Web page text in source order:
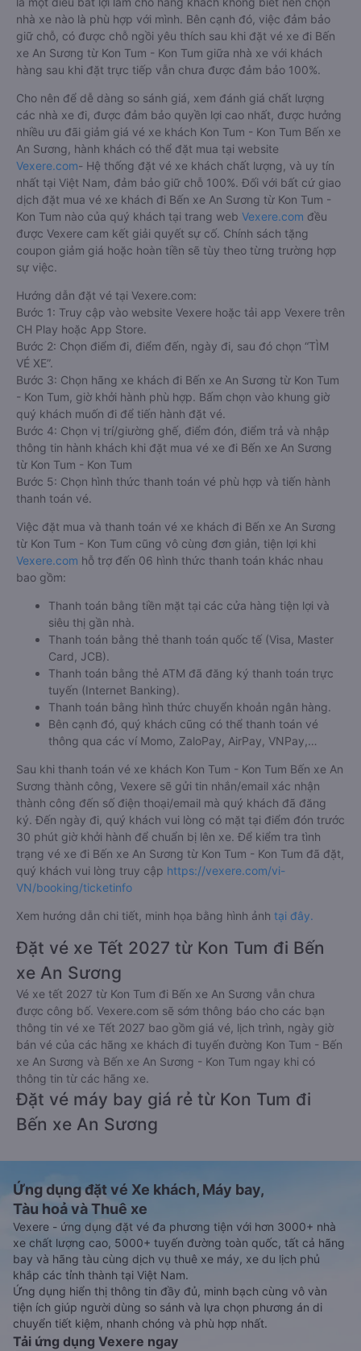
nhà xe nào là phù hợp với mình. Bên cạnh đó, việc đảm bảo
giữ chỗ, có được chỗ ngồi yêu thích sau khi đặt vé xe đi Bến
xe An Sương từ Kon Tum - Kon Tum giữa nhà xe với khách
hàng sau khi đặt trực tiếp vẫn chưa được đảm bảo 100%.
Cho nên để dễ dàng so sánh giá, xem đánh giá chất lượng
các nhà xe đi, được đảm bảo quyền lợi cao nhất, được hưởng
nhiều ưu đãi giảm giá vé xe khách Kon Tum - Kon Tum Bến xe
An Sương, hành khách có thể đặt mua tại website
Vexere.com- Hệ thống đặt vé xe khách chất lượng, và uy tín
nhất tại Việt Nam, đảm bảo giữ chỗ 100%. Đối với bất cứ giao
dịch đặt mua vé xe khách đi Bến xe An Sương từ Kon Tum -
Kon Tum nào của quý khách tại trang web Vexere.com đều
được Vexere cam kết giải quyết sự cố. Chính sách tặng
coupon giảm giá hoặc hoàn tiền sẽ tùy theo từng trường hợp
sự việc.
Hướng dẫn đặt vé tại Vexere.com:
Bước 1: Truy cập vào website Vexere hoặc tải app Vexere trên
CH Play hoặc App Store.
Bước 2: Chọn điểm đi, điểm đến, ngày đi, sau đó chọn “TÌM
VÉ XE”.
Bước 3: Chọn hãng xe khách đi Bến xe An Sương từ Kon Tum
- Kon Tum, giờ khởi hành phù hợp. Bấm chọn vào khung giờ
quý khách muốn đi để tiến hành đặt vé.
Bước 4: Chọn vị trí/giường ghế, điểm đón, điểm trả và nhập
thông tin hành khách khi đặt mua vé xe đi Bến xe An Sương
từ Kon Tum - Kon Tum
Bước 5: Chọn hình thức thanh toán vé phù hợp và tiến hành
thanh toán vé.
Việc đặt mua và thanh toán vé xe khách đi Bến xe An Sương
từ Kon Tum - Kon Tum cũng vô cùng đơn giản, tiện lợi khi
Vexere.com hỗ trợ đến 06 hình thức thanh toán khác nhau
bao gồm:
Thanh toán bằng tiền mặt tại các cửa hàng tiện lợi và
siêu thị gần nhà.
Thanh toán bằng thẻ thanh toán quốc tế (Visa, Master
Card, JCB).
Thanh toán bằng thẻ ATM đã đăng ký thanh toán trực
tuyến (Internet Banking).
Thanh toán bằng hình thức chuyển khoản ngân hàng.
Bên cạnh đó, quý khách cũng có thể thanh toán vé
thông qua các ví Momo, ZaloPay, AirPay, VNPay,…
Sau khi thanh toán vé xe khách Kon Tum - Kon Tum Bến xe An
Sương thành công, Vexere sẽ gửi tin nhắn/email xác nhận
thành công đến số điện thoại/email mà quý khách đã đăng
ký. Đến ngày đi, quý khách vui lòng có mặt tại điểm đón trước
30 phút giờ khởi hành để chuẩn bị lên xe. Để kiểm tra tình
trạng vé xe đi Bến xe An Sương từ Kon Tum - Kon Tum đã đặt,
quý khách vui lòng truy cập https://vexere.com/vi-
VN/booking/ticketinfo
Xem hướng dẫn chi tiết, minh họa bằng hình ảnh tại đây.
Đặt vé xe Tết 2027 từ Kon Tum đi Bến
xe An Sương
Vé xe tết 2027 từ Kon Tum đi Bến xe An Sương vẫn chưa
được công bố. Vexere.com sẽ sớm thông báo cho các bạn
thông tin vé xe Tết 2027 bao gồm giá vé, lịch trình, ngày giờ
bán vé của các hãng xe khách đi tuyến đường Kon Tum - Bến
xe An Sương và Bến xe An Sương - Kon Tum ngay khi có
thông tin từ các hãng xe.
Đặt vé máy bay giá rẻ từ Kon Tum đi
Bến xe An Sương
Ứng dụng đặt vé Xe khách, Máy bay,
Tàu hoả và Thuê xe
Vexere - ứng dụng đặt vé đa phương tiện với hơn 3000+ nhà
xe chất lượng cao, 5000+ tuyến đường toàn quốc, tất cả hãng
bay và hãng tàu cùng dịch vụ thuê xe máy, xe du lịch phủ
khắp các tỉnh thành tại Việt Nam.
Ứng dụng hiển thị thông tin đầy đủ, minh bạch cùng vô vàn
tiện ích giúp người dùng so sánh và lựa chọn phương án di
chuyển tiết kiệm, nhanh chóng và phù hợp nhất.
Tải ứng dụng Vexere ngay